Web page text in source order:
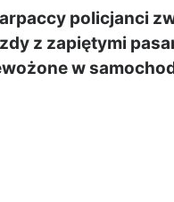
policjanci
z zapiętymi
w